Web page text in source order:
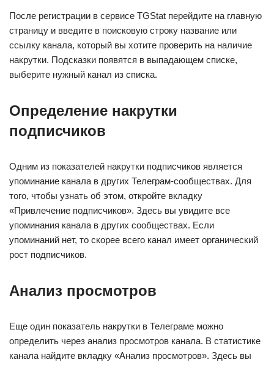
После регистрации в сервисе TGStat перейдите на главную
страницу и введите в поисковую строку название или
ссылку канала, который вы хотите проверить на наличие
накрутки. Подсказки появятся в выпадающем списке,
выберите нужный канал из списка.
Определение накрутки
подписчиков
Одним из показателей накрутки подписчиков является
упоминание канала в других Телеграм-сообществах. Для
того, чтобы узнать об этом, откройте вкладку
«Привлечение подписчиков». Здесь вы увидите все
упоминания канала в других сообществах. Если
упоминаний нет, то скорее всего канал имеет органический
рост подписчиков.
Анализ просмотров
Еще один показатель накрутки в Телеграме можно
определить через анализ просмотров канала. В статистике
канала найдите вкладку «Анализ просмотров». Здесь вы